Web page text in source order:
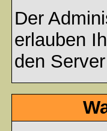
Der
erlauben
den